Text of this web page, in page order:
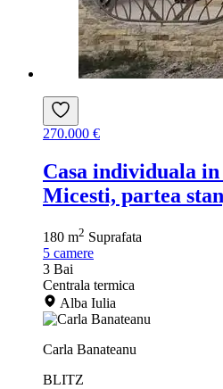
270.000 €
Casa individuala in
Micesti, partea
180 m2 Suprafata
5 camere
3 Bai
Centrala termica
Alba Iulia
Carla Banateanu
BLITZ